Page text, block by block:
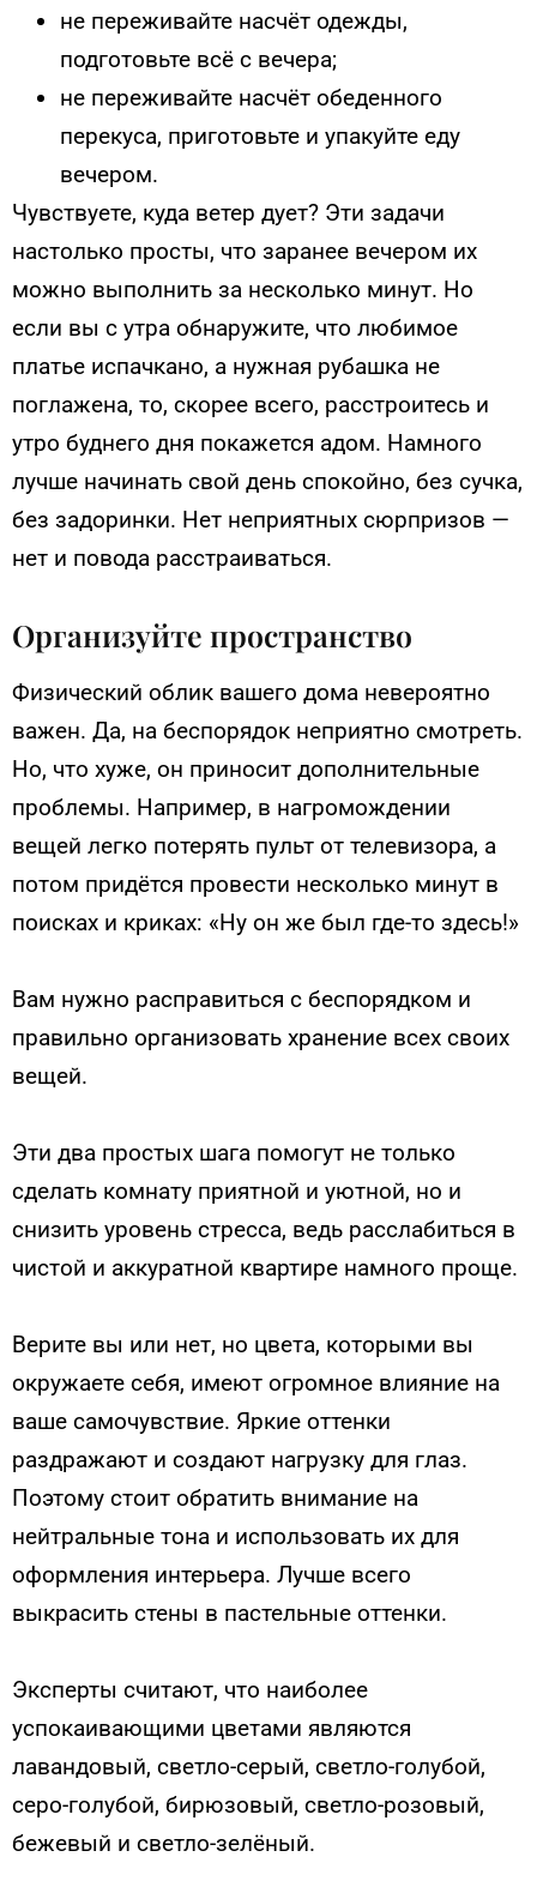
не переживайте насчёт одежды,
подготовьте всё с вечера;
не переживайте насчёт обеденного
перекуса, приготовьте и упакуйте еду
вечером.
Чувствуете, куда ветер дует? Эти задачи
настолько просты, что заранее вечером их
можно выполнить за несколько минут. Но
если вы с утра обнаружите, что любимое
платье испачкано, а нужная рубашка не
поглажена, то, скорее всего, расстроитесь и
утро буднего дня покажется адом. Намного
лучше начинать свой день спокойно, без сучка,
без задоринки. Нет неприятных сюрпризов —
нет и повода расстраиваться.
Организуйте пространство
Физический облик вашего дома невероятно
важен. Да, на беспорядок неприятно смотреть.
Но, что хуже, он приносит дополнительные
проблемы. Например, в нагромождении
вещей легко потерять пульт от телевизора, а
потом придётся провести несколько минут в
поисках и криках: «Ну он же был где-то здесь!»
Вам нужно расправиться с беспорядком и
правильно организовать хранение всех своих
вещей.
Эти два простых шага помогут не только
сделать комнату приятной и уютной, но и
снизить уровень стресса, ведь расслабиться в
чистой и аккуратной квартире намного проще.
Верите вы или нет, но цвета, которыми вы
окружаете себя, имеют огромное влияние на
ваше самочувствие. Яркие оттенки
раздражают и создают нагрузку для глаз.
Поэтому стоит обратить внимание на
нейтральные тона и использовать их для
оформления интерьера. Лучше всего
выкрасить стены в пастельные оттенки.
Эксперты считают, что наиболее
успокаивающими цветами являются
лавандовый, светло-серый, светло-голубой,
серо-голубой, бирюзовый, светло-розовый,
бежевый и светло-зелёный.